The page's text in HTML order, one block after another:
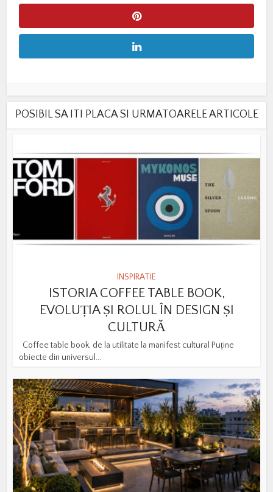
POSIBIL SA ITI PLACA SI URMATOARELE ARTICOLE
INSPIRATIE
ISTORIA COFFEE TABLE BOOK,
EVOLUȚIA ȘI ROLUL ÎN DESIGN ȘI
CULTURĂ
Coffee table book, de la utilitate la manifest cultural Puține
obiecte din universul...